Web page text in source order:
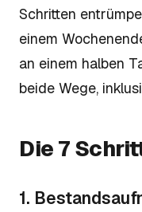
Schritten
einem
an einem halben
beide Wege,
Die 7
1.